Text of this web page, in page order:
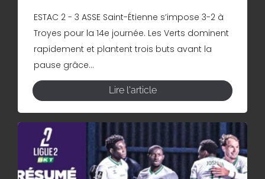
ESTAC 2 - 3 ASSE Saint-Étienne s’impose 3-2 à
Troyes pour la 14e journée. Les Verts dominent
rapidement et plantent trois buts avant la
pause grâce...
Lire l'article